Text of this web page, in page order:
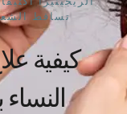
تساقط
كيفية
النساء